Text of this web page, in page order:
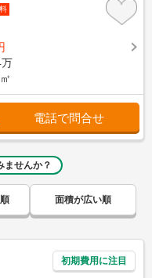
電話で問合せ
ませんか？
面積が広い順
初期費用に注目